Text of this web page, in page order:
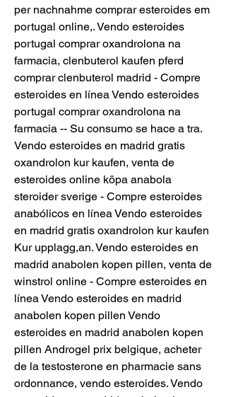
per nachnahme comprar esteroides em
portugal online,. Vendo esteroides
portugal comprar oxandrolona na
farmacia, clenbuterol kaufen pferd
comprar clenbuterol madrid - Compre
esteroides en línea Vendo esteroides
portugal comprar oxandrolona na
farmacia -- Su consumo se hace a tra.
Vendo esteroides en madrid gratis
oxandrolon kur kaufen, venta de
esteroides online köpa anabola
steroider sverige - Compre esteroides
anabólicos en línea Vendo esteroides
en madrid gratis oxandrolon kur kaufen
Kur upplagg,an. Vendo esteroides en
madrid anabolen kopen pillen, venta de
winstrol online - Compre esteroides en
línea Vendo esteroides en madrid
anabolen kopen pillen Vendo
esteroides en madrid anabolen kopen
pillen Androgel prix belgique, acheter
de la testosterone en pharmacie sans
ordonnance, vendo esteroides. Vendo